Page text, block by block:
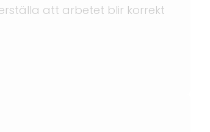
att arbetet blir korrekt